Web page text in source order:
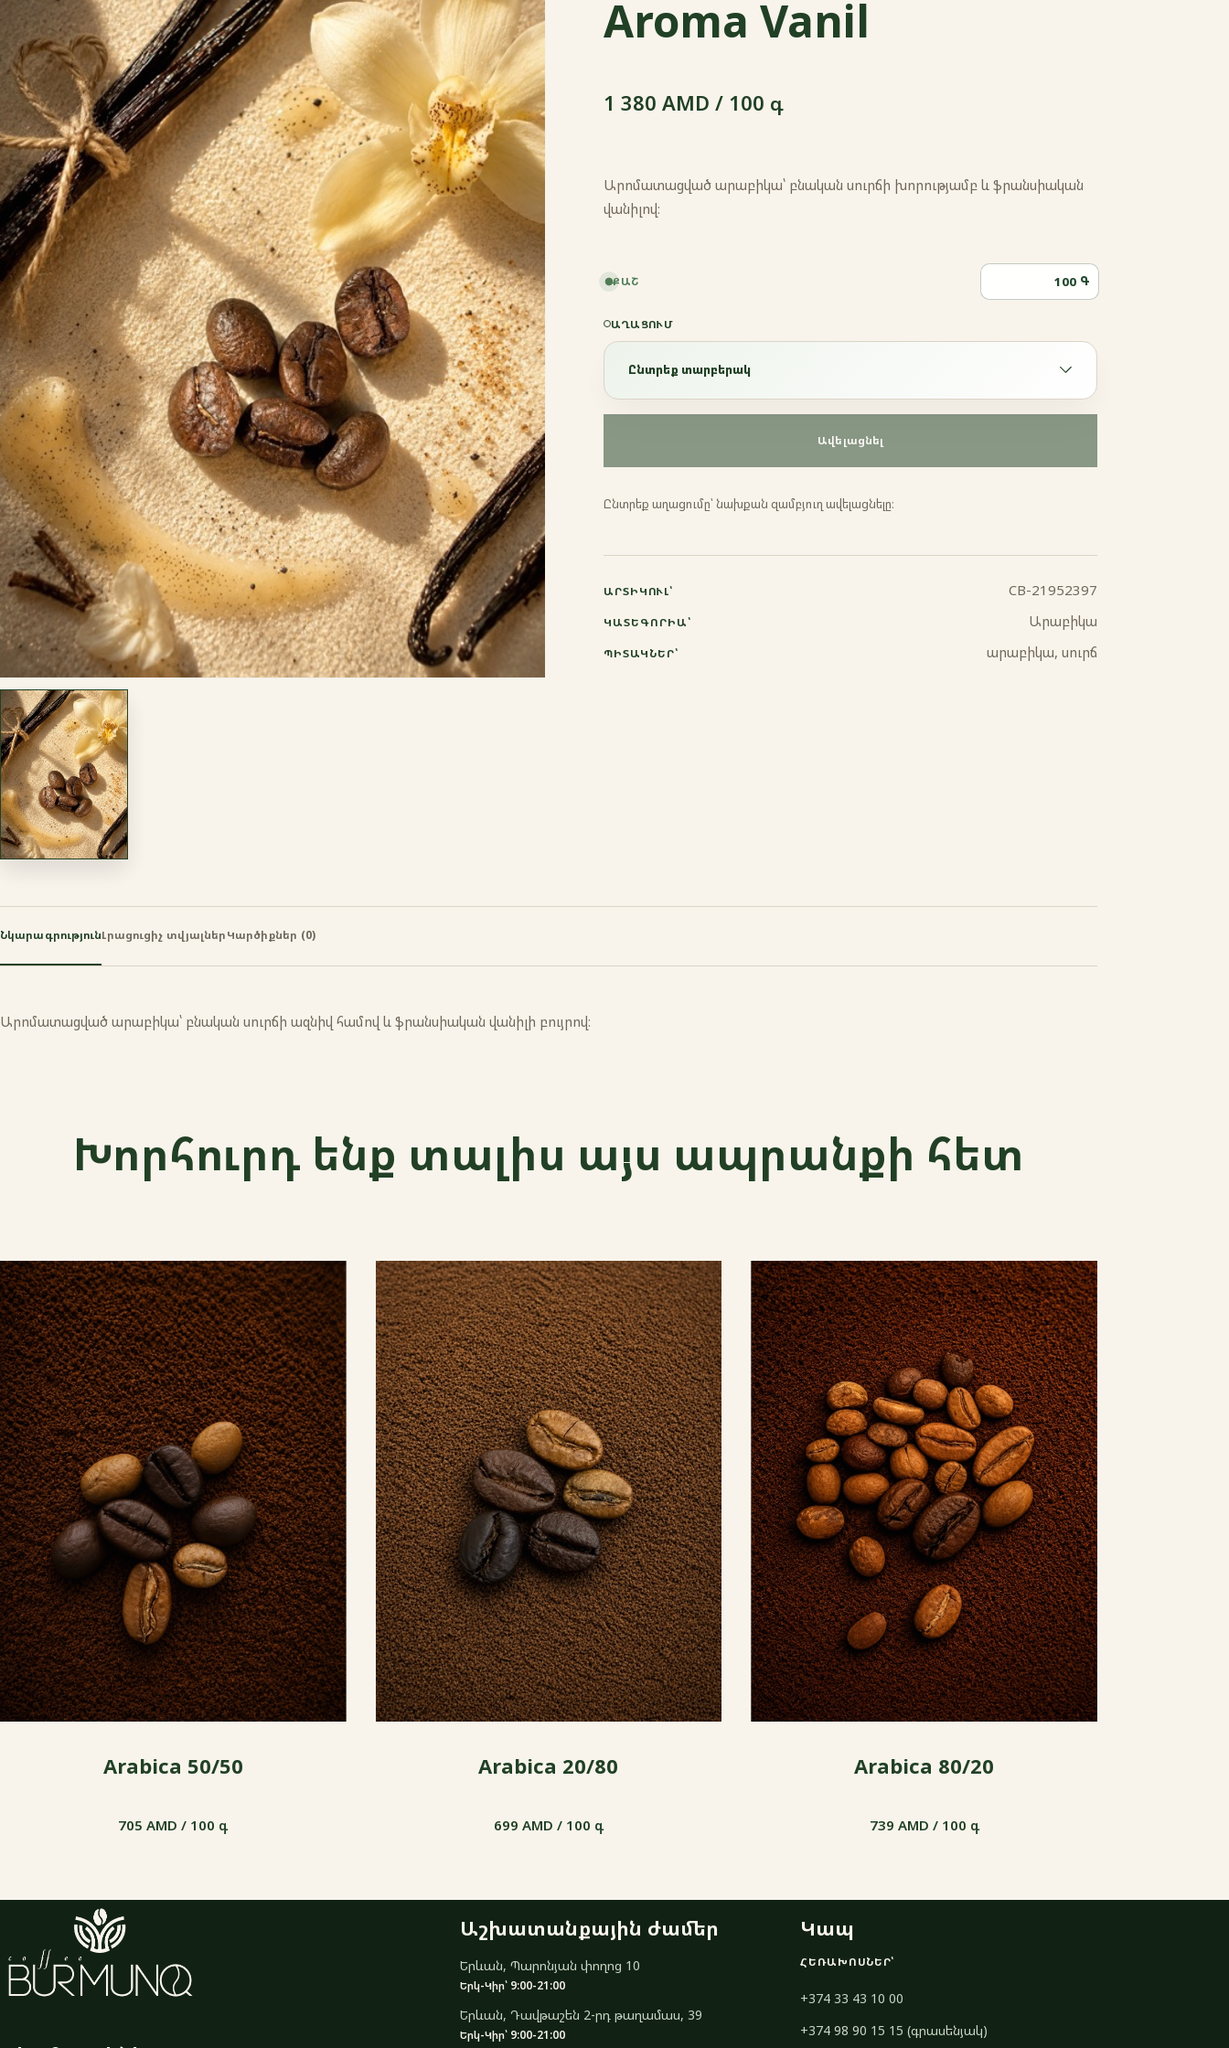
Aroma Vanil
1 380 AMD / 100 գ
Արոմատացված արաբիկա՝ բնական սուրճի խորությամբ և ֆրանսիական
վանիլով։
ՔԱՇ Գ
ԱՂԱՑՈՒՄ
Ընտրեք տարբերակ
Էսպրեսո
Ֆրենչ պրես
Մոկա
Ավելացնել
Ընտրեք աղացումը՝ նախքան զամբյուղ ավելացնելը։
ԱՐՏԻԿՈՒԼ՝ CB-21952397
ԿԱՏԵԳՈՐԻԱ՝ Արաբիկա
ՊԻՏԱԿՆԵՐ՝ արաբիկա, սուրճ
ՆկարագրությունԼրացուցիչ տվյալներԿարծիքներ (0)
Արոմատացված արաբիկա՝ բնական սուրճի ազնիվ համով և ֆրանսիական վանիլի բույրով։
Խորհուրդ ենք տալիս այս ապրանքի հետ
Arabica 50/50
705 AMD / 100 գ
Arabica 20/80
699 AMD / 100 գ
Arabica 80/20
739 AMD / 100 գ
Աշխատանքային ժամեր
Երևան, Պարոնյան փողոց 10
Երկ-Կիր՝ 9:00-21:00
Երևան, Դավթաշեն 2-րդ թաղամաս, 39
Երկ-Կիր՝ 9:00-21:00
Կապ
ՀԵՌԱԽՈՍՆԵՐ՝
+374 33 43 10 00
+374 98 90 15 15 (գրասենյակ)